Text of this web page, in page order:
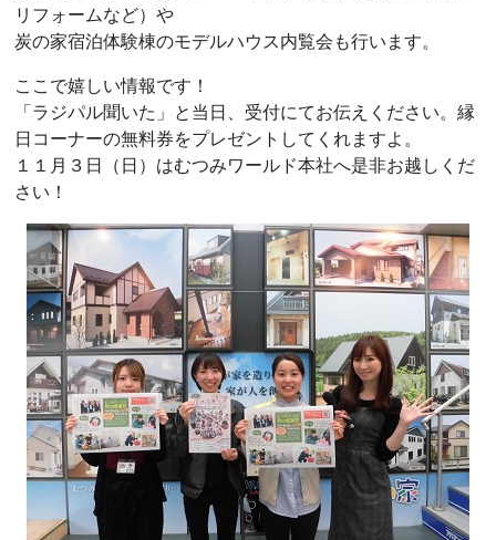
リフォームなど）や
炭の家宿泊体験棟のモデルハウス内覧会も行います。
ここで嬉しい情報です！
「ラジパル聞いた」と当日、受付にてお伝えください。縁
日コーナーの無料券をプレゼントしてくれますよ。
１１月３日（日）はむつみワールド本社へ是非お越しくだ
さい！